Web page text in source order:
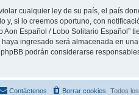
cualquier ley de su país, el país
y, si lo creemos oportuno, con
Español / Lobo Solitario Español”
ingresado será almacenada en
podrán considerarse
Todos
Borrar cookies
Contáctenos